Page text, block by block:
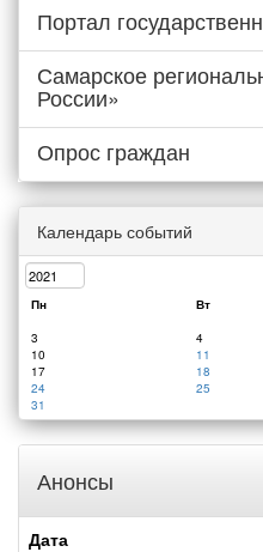
Портал
Самарское
России»
Опрос граждан
Календарь событий
Пн Вт
3
4
10
11
17
18
24
25
31
Анонсы
Дата